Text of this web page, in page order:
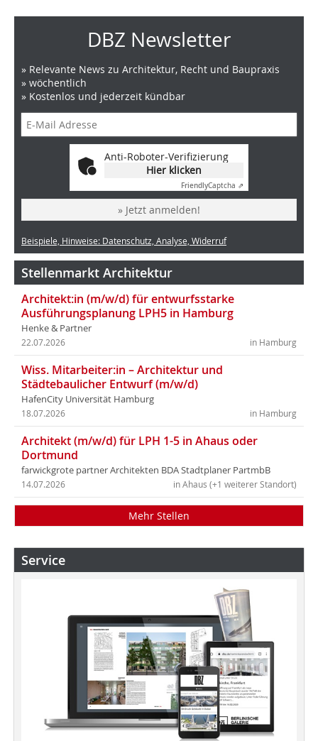
DBZ Newsletter
» Relevante News zu Architektur, Recht und Baupraxis
» wöchentlich
» Kostenlos und jederzeit kündbar
Anti-Roboter-Verifizierung
Hier klicken
FriendlyCaptcha ⇗
» Jetzt anmelden!
Beispiele, Hinweise: Datenschutz, Analyse, Widerruf
Stellenmarkt Architektur
Architekt:in (m/w/d) für entwurfsstarke
Ausführungsplanung LPH5 in Hamburg
Henke & Partner
in Hamburg
22.07.2026
Wiss. Mitarbeiter:in – Architektur und
Städtebaulicher Entwurf (m/w/d)
HafenCity Universität Hamburg
in Hamburg
18.07.2026
Architekt (m/w/d) für LPH 1-5 in Ahaus oder
Dortmund
farwickgrote partner Architekten BDA Stadtplaner PartmbB
in Ahaus (+1 weiterer Standort)
14.07.2026
Mehr Stellen
Service